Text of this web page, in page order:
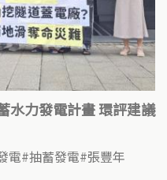
水力發電計畫 環評建議
電 抽蓄發電 張豐年